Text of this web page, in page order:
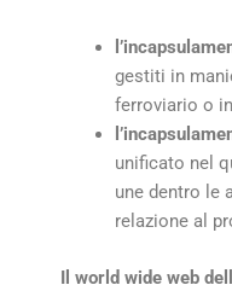
gestiti in
ferroviario o
unificato nel
une dentro le
relazione al
Il world wide web